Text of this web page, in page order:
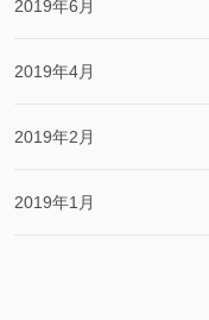
2019年6月
2019年4月
2019年2月
2019年1月